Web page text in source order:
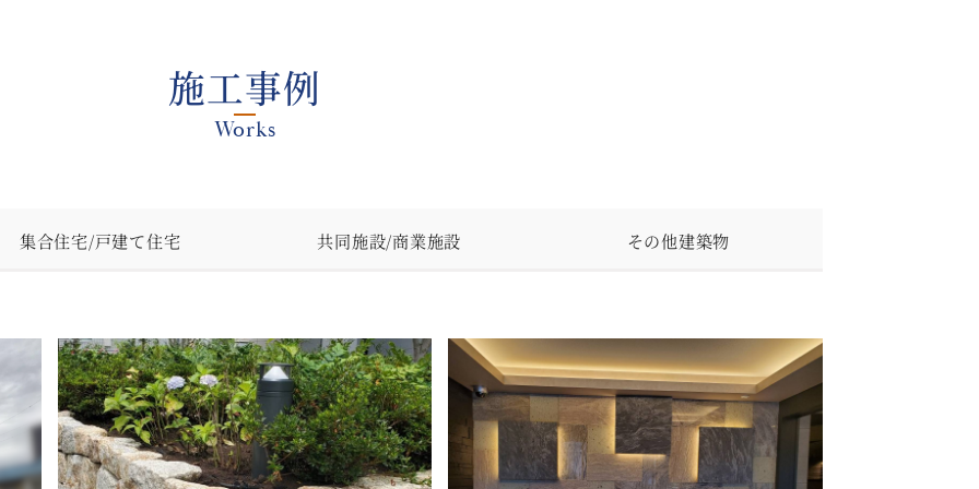
施工事例
集合住宅/戸建て住宅 共同施設/商業施設 その他建築物